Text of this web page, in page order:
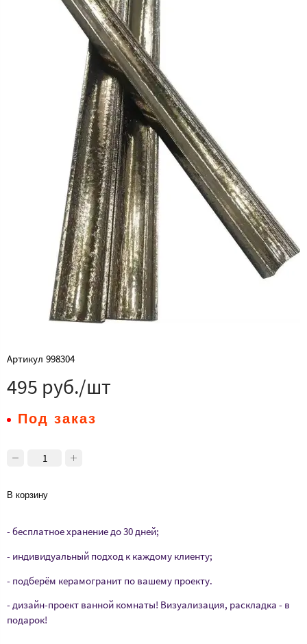
Артикул 998304
495 руб./шт
Под заказ
В корзину
- бесплатное хранение до 30 дней;
- индивидуальный подход к каждому клиенту;
- подберём керамогранит по вашему проекту.
- дизайн-проект ванной комнаты! Визуализация, раскладка - в
подарок!